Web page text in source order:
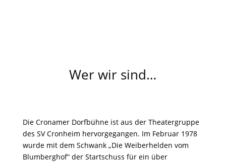
Wer wir sind…
Die Cronamer Dorfbühne ist aus der Theatergruppe
des SV Cronheim hervorgegangen. Im Februar 1978
wurde mit dem Schwank „Die Weiberhelden vom
Blumberghof“ der Startschuss für ein über